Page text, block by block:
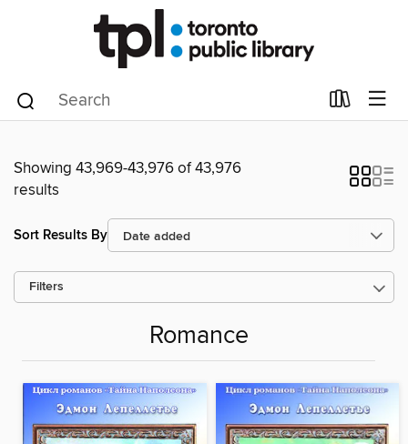
Showing 43,969-43,976 of 43,976
results
Sort Results By
Filters
Romance